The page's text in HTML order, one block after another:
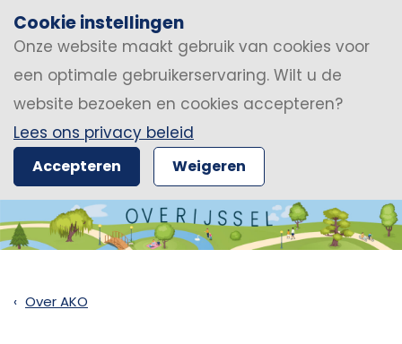
Cookie instellingen
Onze website maakt gebruik van cookies voor
een optimale gebruikerservaring. Wilt u de
website bezoeken en cookies accepteren?
Lees ons privacy beleid
Accepteren Weigeren
Over AKO